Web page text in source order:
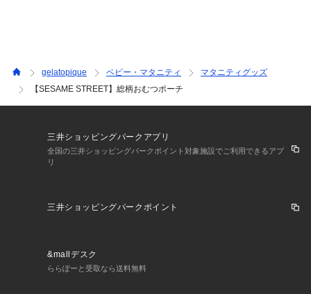
gelatopique ベビー・マタニティ
マタニティグッズ
【SESAME STREET】総柄おむつポーチ
三井ショッピングパークアプリ
全国の三井ショッピングパークポイント対象施設でご利用できるアプ
リ
三井ショッピングパークポイント
&mallデスク
ららぽーと受取なら送料無料